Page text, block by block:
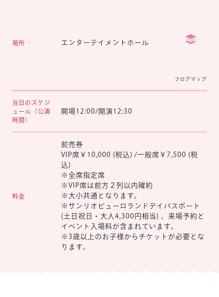
場所 エンターテイメントホール
フロアマップ
当日のスケジ
ュール（公演
時間）
開場12:00/開演12:30
料金
前売券
VIP席￥10,000 (税込) /一般席￥7,500 (税
込)
※全席指定席
※VIP席は前方２列以内確約
※大小共通となります。
※サンリオピューロランドデイパスポート
(土日祝日・大人4,300円相当) 、来場予約と
イベント入場料が含まれています。
※3歳以上のお子様からチケットが必要とな
ります。